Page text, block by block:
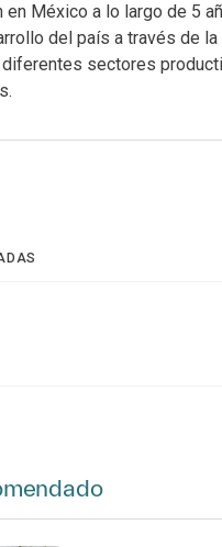
en México a lo largo de 5
del país a través de
sectores